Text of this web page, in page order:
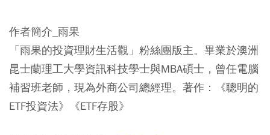
作者簡介_雨果
「雨果的投資理財生活觀」粉絲團版主。畢業於澳洲
昆士蘭理工大學資訊科技學士與MBA碩士，曾任電腦
補習班老師，現為外商公司總經理。著作：《聰明的
ETF投資法》《ETF存股》